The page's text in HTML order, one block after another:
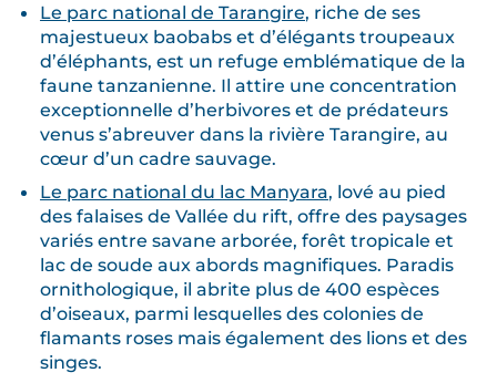
Le parc national de Tarangire, riche de ses
majestueux baobabs et d’élégants troupeaux
d’éléphants, est un refuge emblématique de la
faune tanzanienne. Il attire une concentration
exceptionnelle d’herbivores et de prédateurs
venus s’abreuver dans la rivière Tarangire, au
cœur d’un cadre sauvage.
Le parc national du lac Manyara, lové au pied
des falaises de Vallée du rift, offre des paysages
variés entre savane arborée, forêt tropicale et
lac de soude aux abords magnifiques. Paradis
ornithologique, il abrite plus de 400 espèces
d’oiseaux, parmi lesquelles des colonies de
flamants roses mais également des lions et des
singes.